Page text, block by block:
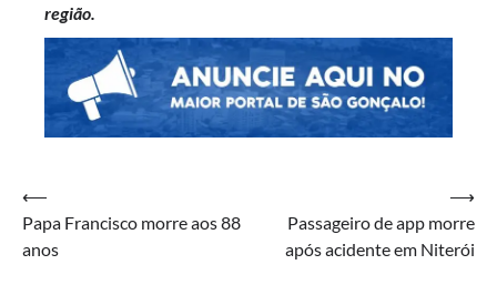
região.
Navegação
de
⟵
Papa Francisco morre aos 88
anos
Passageiro de app morre
após acidente em Niterói
⟶